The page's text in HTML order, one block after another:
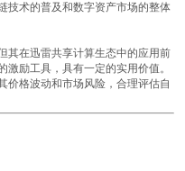
技术的普及和数字资产市场的整体
其在迅雷共享计算生态中的应用前
励工具，具有一定的实用价值。
价格波动和市场风险，合理评估自